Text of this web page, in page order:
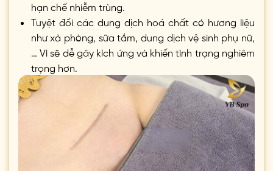
hạn chế nhiễm trùng.
Tuyệt đối các dung dịch hoá chất có hương liệu
như xà phòng, sữa tắm, dung dịch vệ sinh phụ nữ,
… Vì sẽ dễ gây kích ứng và khiến tình trạng nghiêm
trọng hơn.